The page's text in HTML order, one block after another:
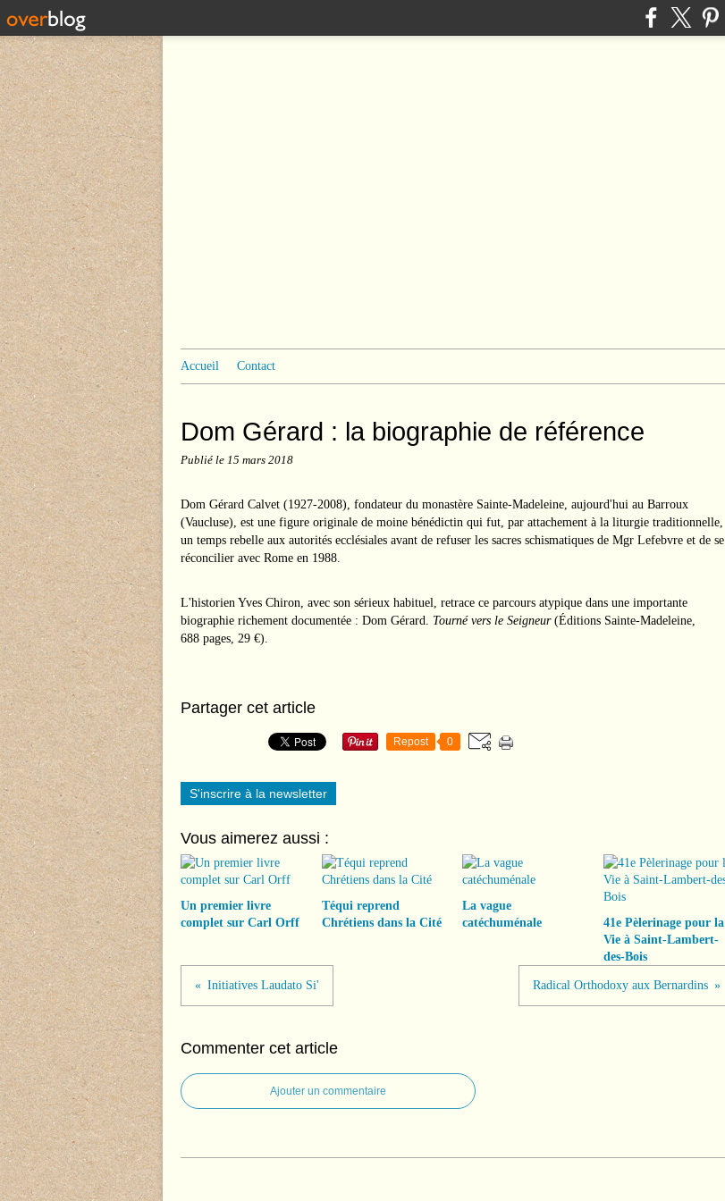
Accueil Contact
Dom Gérard : la biographie de référence
Publié le 15 mars 2018
Dom Gérard Calvet (1927-2008), fondateur du monastère Sainte-Madeleine, aujourd'hui au Barroux
(Vaucluse), est une figure originale de moine bénédictin qui fut, par attachement à la liturgie traditionnelle,
un temps rebelle aux autorités ecclésiales avant de refuser les sacres schismatiques de Mgr Lefebvre et de se
réconcilier avec Rome en 1988.
L'historien Yves Chiron, avec son sérieux habituel, retrace ce parcours atypique dans une importante
biographie richement documentée : Dom Gérard. Tourné vers le Seigneur(Éditions Sainte-Madeleine,
688 pages, 29 €).
Partager cet article
Repost 0
S'inscrire à la newsletter
Vous aimerez aussi :
Un premier livre
complet sur Carl Orff
Téqui reprend
Chrétiens dans la Cité
La vague
catéchuménale
41e Pèlerinage pour la
Vie à Saint-Lambert-
des-Bois
Initiatives Laudato Si' Radical Orthodoxy aux Bernardins
Commenter cet article
Ajouter un commentaire